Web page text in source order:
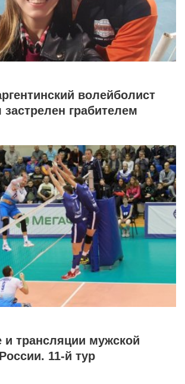
волейболист
грабителем
и трансляции мужской
11-й тур